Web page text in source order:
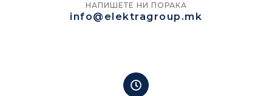
НАПИШЕТЕ НИ ПОРАКА
info@elektragroup.mk